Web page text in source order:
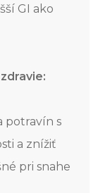
GI ako
potravín s
a znížiť
pri snahe